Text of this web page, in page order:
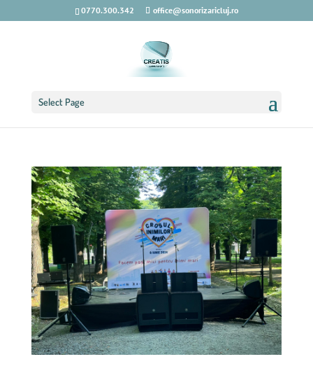
0770.300.342 office@sonorizaricluj.ro
Select Page